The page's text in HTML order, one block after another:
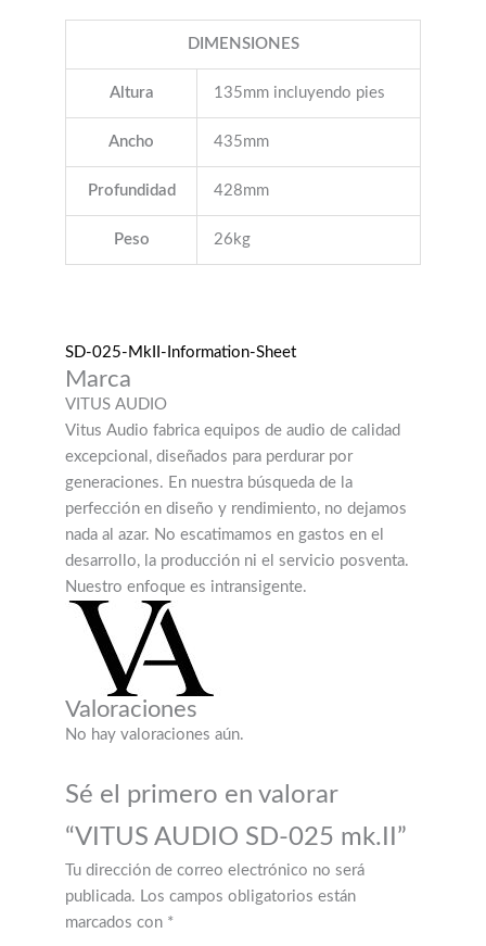
DIMENSIONES
Altura 135mm incluyendo pies
Ancho 435mm
Profundidad 428mm
Peso 26kg
SD-025-MkII-Information-Sheet
Marca
VITUS AUDIO
Vitus Audio fabrica equipos de audio de calidad
excepcional, diseñados para perdurar por
generaciones. En nuestra búsqueda de la
perfección en diseño y rendimiento, no dejamos
nada al azar. No escatimamos en gastos en el
desarrollo, la producción ni el servicio posventa.
Nuestro enfoque es intransigente.
Valoraciones
No hay valoraciones aún.
Sé el primero en valorar
“VITUS AUDIO SD-025 mk.II”
Tu dirección de correo electrónico no será
publicada. Los campos obligatorios están
marcados con *